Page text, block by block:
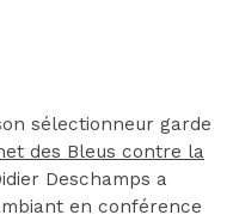
sélectionneur garde
des Bleus contre la
Deschamps a
en conférence